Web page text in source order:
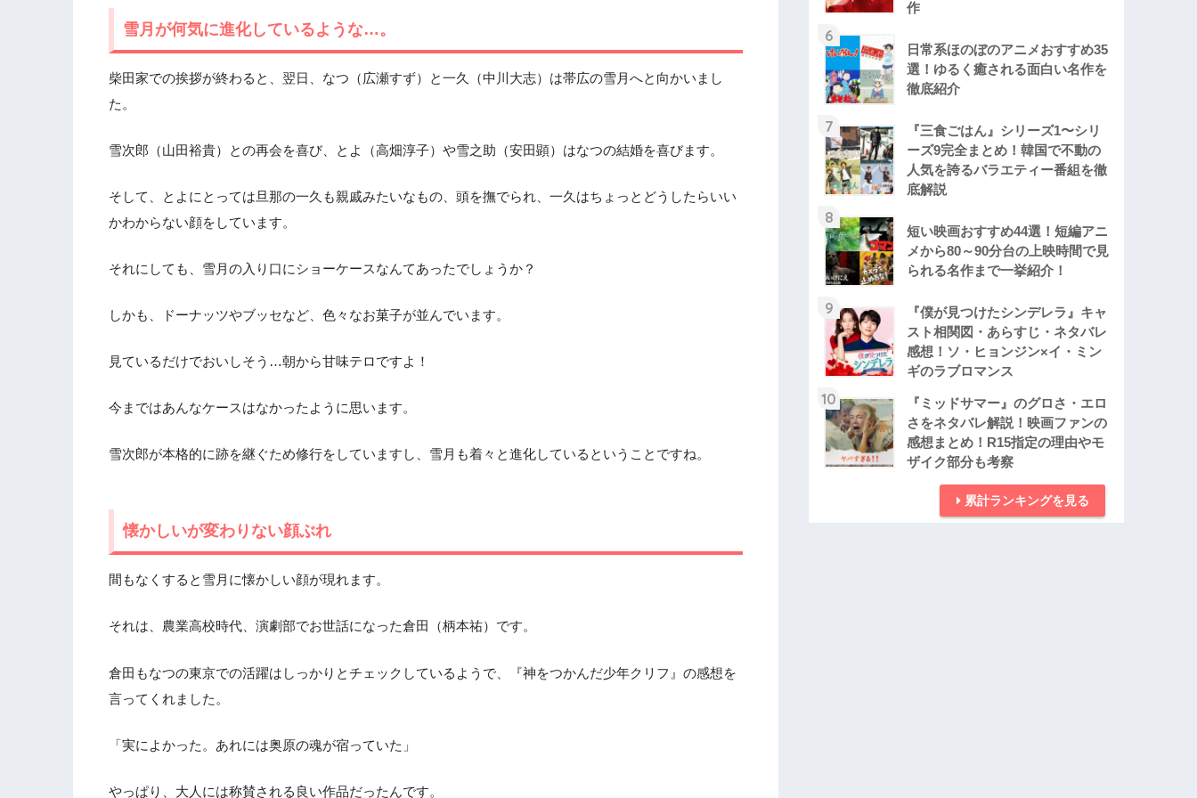
雪月が何気に進化しているような…。
柴田家での挨拶が終わると、翌日、なつ（広瀬すず）と一久（中川大志）は帯広の雪月へと向かいまし
た。
雪次郎（山田裕貴）との再会を喜び、とよ（高畑淳子）や雪之助（安田顕）はなつの結婚を喜びます。
そして、とよにとっては旦那の一久も親戚みたいなもの、頭を撫でられ、一久はちょっとどうしたらいい
かわからない顔をしています。
それにしても、雪月の入り口にショーケースなんてあったでしょうか？
しかも、ドーナッツやブッセなど、色々なお菓子が並んでいます。
見ているだけでおいしそう…朝から甘味テロですよ！
今まではあんなケースはなかったように思います。
雪次郎が本格的に跡を継ぐため修行をしていますし、雪月も着々と進化しているということですね。
懐かしいが変わりない顔ぶれ
間もなくすると雪月に懐かしい顔が現れます。
それは、農業高校時代、演劇部でお世話になった倉田（柄本祐）です。
倉田もなつの東京での活躍はしっかりとチェックしているようで、『神をつかんだ少年クリフ』の感想を
言ってくれました。
「実によかった。あれには奥原の魂が宿っていた」
やっぱり、大人には称賛される良い作品だったんです。
作
6
日常系ほのぼのアニメおすすめ35
選！ゆるく癒される面白い名作を
徹底紹介
7
『三食ごはん』シリーズ1〜シリ
ーズ9完全まとめ！韓国で不動の
人気を誇るバラエティー番組を徹
底解説
8
短い映画おすすめ44選！短編アニ
メから80～90分台の上映時間で見
られる名作まで一挙紹介！
9
『僕が見つけたシンデレラ』キャ
スト相関図・あらすじ・ネタバレ
感想！ソ・ヒョンジン×イ・ミン
ギのラブロマンス
10
『ミッドサマー』のグロさ・エロ
さをネタバレ解説！映画ファンの
感想まとめ！R15指定の理由やモ
ザイク部分も考察
累計ランキングを見る